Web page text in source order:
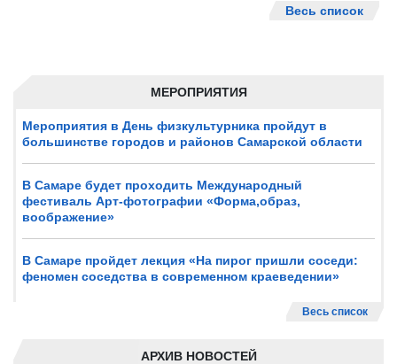
МЕРОПРИЯТИЯ
Мероприятия в День физкультурника пройдут в
большинстве городов и районов Самарской области
В Самаре будет проходить Международный
фестиваль Арт-фотографии «Форма,образ,
воображение»
В Самаре пройдет лекция «На пирог пришли соседи:
феномен соседства в современном краеведении»
Весь список
АРХИВ НОВОСТЕЙ
Весь список